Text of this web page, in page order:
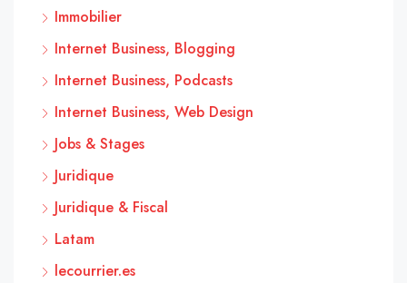
Immobilier
Internet Business, Blogging
Internet Business, Podcasts
Internet Business, Web Design
Jobs & Stages
Juridique
Juridique & Fiscal
Latam
lecourrier.es